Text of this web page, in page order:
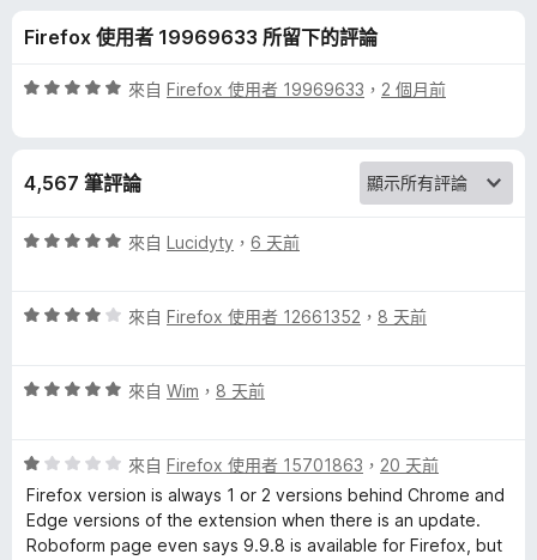
r
m
a
s
s
r
d
Firefox 使用者 19969633 所留下的評論
評
，
分
來自 Firefox 使用者 19969633 ， 2 個月前
4,567 筆評論
評
分
分
來自 Lucidyty ， 6 天前
評
分
分
5
分
來自 Firefox 使用者 12661352 ， 8 天前
評
分
，
滿
分
來自 Wim ， 8 天前
評
價
1
分
來自 Firefox 使用者 15701863 ， 20 天前
Firefox version is always 1 or 2 versions behind Chrome and
Edge versions of the extension when there is an update.
Roboform page even says 9.9.8 is available for Firefox, but